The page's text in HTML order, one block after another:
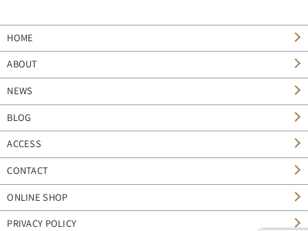
HOME
ABOUT
NEWS
BLOG
ACCESS
CONTACT
ONLINE SHOP
PRIVACY POLICY